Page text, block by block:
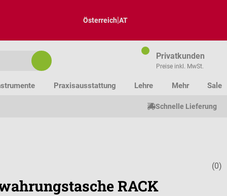
Österreich|AT
Privatkunden
Preise inkl. MwSt.
Praxisausstattung Lehre Mehr Sale
Schnelle Lieferung
(0)
RACK